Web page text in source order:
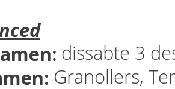
dissabte 3
Granollers,